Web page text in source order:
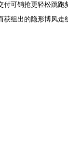
可销抢更轻松跳跑
组出的隐形博风走